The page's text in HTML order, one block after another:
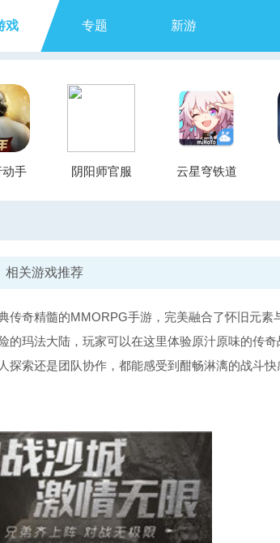
戏 专题 新游
手 阴阳师官服 云星穹铁道
相关游戏推荐
传奇精髓的MMORPG手游，完美融合了怀旧元素
的玛法大陆，玩家可以在这里体验原汁原味的传奇
探索还是团队协作，都能感受到酣畅淋漓的战斗快